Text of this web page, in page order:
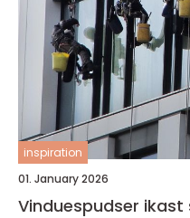
inspiration
01. January 2026
Vinduespudser ikast sådan får du skinnende